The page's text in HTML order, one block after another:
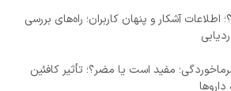
آشکار و پنهان کاربران؛ راه‌های بررسی
مفید است یا مضر؟؛ تأثیر کافئین